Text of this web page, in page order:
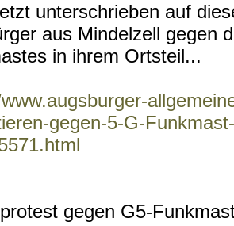
unterschrieben auf
aus Mindelzell gegen
in ihrem Ortsteil...
gegen-5-G-
gegen G5-